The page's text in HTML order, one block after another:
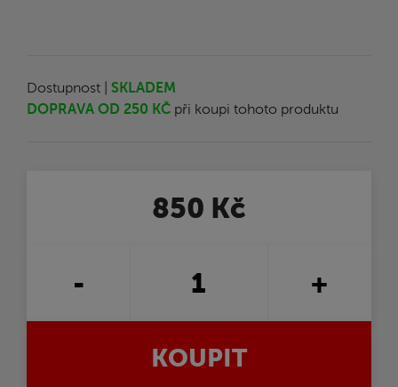
Dostupnost | SKLADEM
DOPRAVA OD 250 KČ při koupi tohoto produktu
850 Kč
- +
KOUPIT